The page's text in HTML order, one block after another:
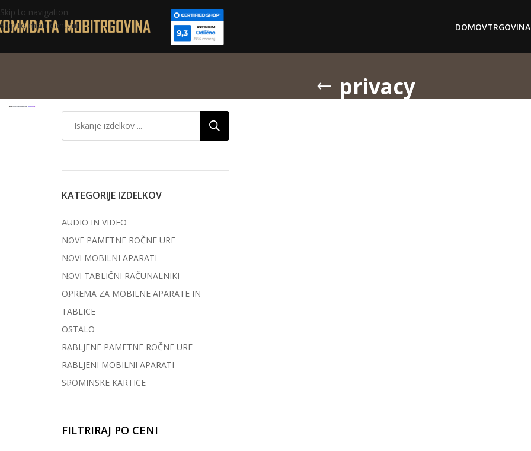
Skip to navigation
Skip to main content
DOMOVTRGOVINA
privacy
KATEGORIJE IZDELKOV
AUDIO IN VIDEO
NOVE PAMETNE ROČNE URE
NOVI MOBILNI APARATI
NOVI TABLIČNI RAČUNALNIKI
OPREMA ZA MOBILNE APARATE IN
TABLICE
OSTALO
RABLJENE PAMETNE ROČNE URE
RABLJENI MOBILNI APARATI
SPOMINSKE KARTICE
FILTRIRAJ PO CENI